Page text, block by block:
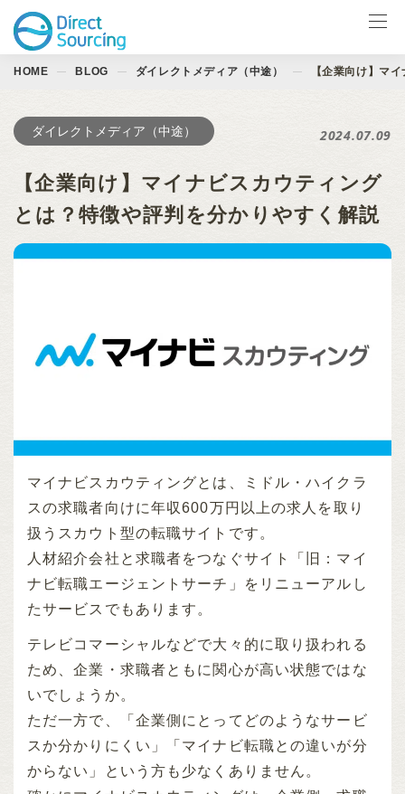
サービス一覧
LinkedIn製品
お役立ち資料
イベント
会社情報
HOME BLOG ダイレクトメディア（中途） 【企業向け】マ
ダイレクトメディア（中途） 2024.07.09
【企業向け】マイナビスカウティング
とは？特徴や評判を分かりやすく解説
マイナビスカウティングとは、ミドル・ハイクラ
スの求職者向けに年収600万円以上の求人を取り
扱うスカウト型の転職サイトです。
人材紹介会社と求職者をつなぐサイト「旧：マイ
ナビ転職エージェントサーチ」をリニューアルし
たサービスでもあります。
テレビコマーシャルなどで大々的に取り扱われる
ため、企業・求職者ともに関心が高い状態ではな
いでしょうか。
ただ一方で、「企業側にとってどのようなサービ
スか分かりにくい」「マイナビ転職との違いが分
からない」という方も少なくありません。